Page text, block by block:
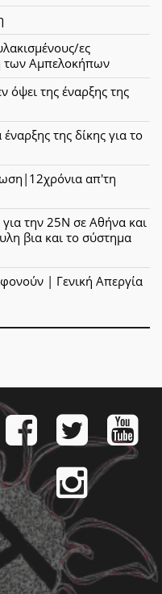
ες
των Αμπελοκήπων
όψει της έναρξης της
της δίκης για το
απ'τη
την 25Ν σε Αθήνα και
βια και το σύστημα
| Γενική Απεργία